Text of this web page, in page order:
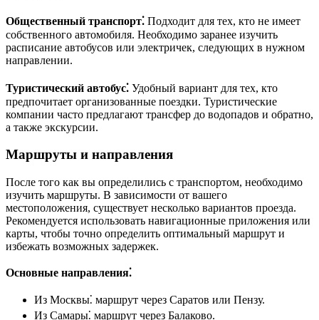
Общественный транспорт⁚ Подходит для тех, кто не имеет
собственного автомобиля. Необходимо заранее изучить
расписание автобусов или электричек, следующих в нужном
направлении.
Туристический автобус⁚ Удобный вариант для тех, кто
предпочитает организованные поездки. Туристические
компании часто предлагают трансфер до водопадов и обратно,
а также экскурсии.
Маршруты и направления
После того как вы определились с транспортом, необходимо
изучить маршруты. В зависимости от вашего
местоположения, существует несколько вариантов проезда.
Рекомендуется использовать навигационные приложения или
карты, чтобы точно определить оптимальный маршрут и
избежать возможных задержек.
Основные направления⁚
Из Москвы⁚ маршрут через Саратов или Пензу.
Из Самары⁚ маршрут через Балаково.